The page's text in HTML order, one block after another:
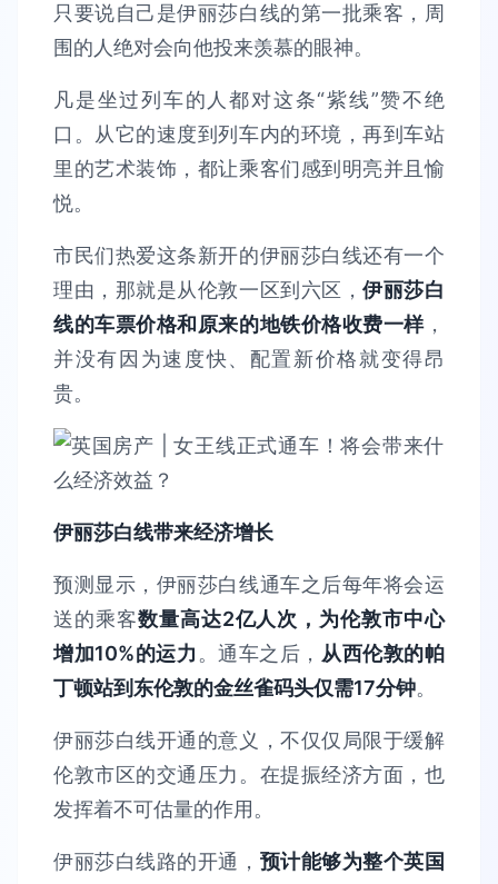
只要说自己是伊丽莎白线的第一批乘客，周
围的人绝对会向他投来羡慕的眼神。
凡是坐过列车的人都对这条“紫线”赞不绝
口。从它的速度到列车内的环境，再到车站
里的艺术装饰，都让乘客们感到明亮并且愉
悦。
市民们热爱这条新开的伊丽莎白线还有一个
理由，那就是从伦敦一区到六区，伊丽莎白
线的车票价格和原来的地铁价格收费一样 ，
并没有因为速度快、配置新价格就变得昂
贵。
伊丽莎白线带来经济增长
预测显示，伊丽莎白线通车之后每年将会运
送的乘客数量高达2亿人次，为伦敦市中心
增加10%的运力 。通车之后， 从西伦敦的帕
丁顿站到东伦敦的金丝雀码头仅需17分钟。
伊丽莎白线开通的意义，不仅仅局限于缓解
伦敦市区的交通压力。在提振经济方面，也
发挥着不可估量的作用。
伊丽莎白线路的开通， 预计能够为整个英国